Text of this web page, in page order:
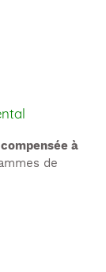
compensée à
de